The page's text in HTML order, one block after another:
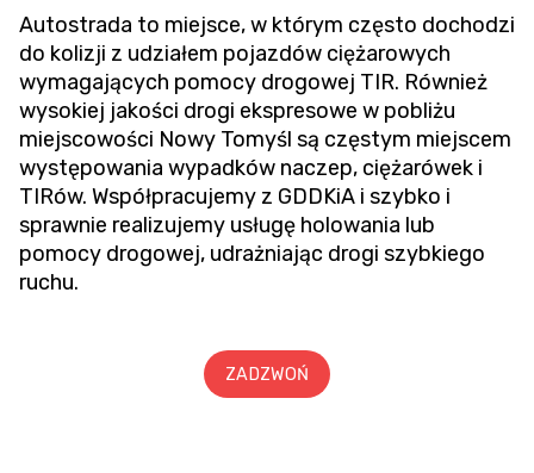
Autostrada to miejsce, w którym często dochodzi
do kolizji z udziałem pojazdów ciężarowych
wymagających pomocy drogowej TIR. Również
wysokiej jakości drogi ekspresowe w pobliżu
miejscowości Nowy Tomyśl są częstym miejscem
występowania wypadków naczep, ciężarówek i
TIRów. Współpracujemy z GDDKiA i szybko i
sprawnie realizujemy usługę holowania lub
pomocy drogowej, udrażniając drogi szybkiego
ruchu.
ZADZWOŃ